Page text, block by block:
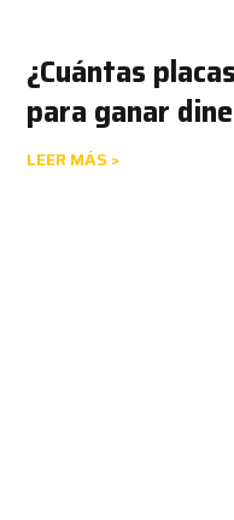
¿Cuántas
para ganar
LEER MÁS >